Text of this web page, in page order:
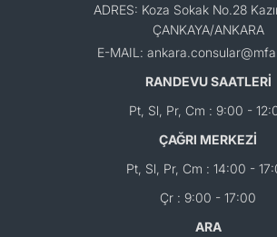
ADRES: Koza Sokak No.28
ÇANKAYA/ANKARA
E-MAIL:
RANDEVU SAATLERİ
Pt, Sl, Pr, Cm : 9:00 -
ÇAĞRI MERKEZİ
Pt, Sl, Pr, Cm : 14:00 -
Çr : 9:00 - 17:00
ARA